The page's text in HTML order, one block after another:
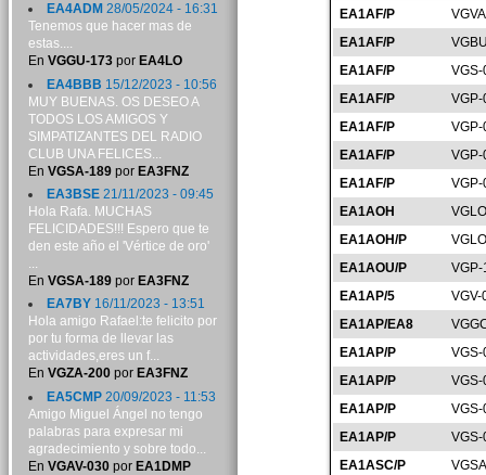
EA1AF/P
EA1AF/P
EA1AF/P
EA1AF/P
EA1AF/P
EA1AF/P
EA1AF/P
EA1AOH
EA1AOH/P
EA1AOU/P
EA1AP/5
VGV-
EA1AP/EA8
EA1AP/P
EA1AP/P
EA1AP/P
EA1AP/P
EA1ASC/P
EA4ADM 28/05/2024 - 16:31
Tenemos que hacer mas de
estas....
En VGGU-173por EA4LO
EA4BBB 15/12/2023 - 10:56
MUY BUENAS. OS DESEO A
TODOS LOS AMIGOS Y
SIMPATIZANTES DEL RADIO
CLUB UNA FELICES...
En VGSA-189por EA3FNZ
EA3BSE21/11/2023 - 09:45
Hola Rafa. MUCHAS
FELICIDADES!!! Espero que te
den este año el 'Vértice de oro'
...
En VGSA-189por EA3FNZ
EA7BY16/11/2023 - 13:51
Hola amigo Rafael:te felicito por
por tu forma de llevar las
actividades,eres un f...
En VGZA-200por EA3FNZ
EA5CMP20/09/2023 - 11:53
Amigo Miguel Ángel no tengo
palabras para expresar mi
agradecimiento y sobre todo...
En VGAV-030por EA1DMP